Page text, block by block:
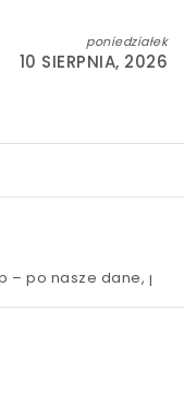
poniedziałek
10 SIERPNIA, 2026
nasze dane,